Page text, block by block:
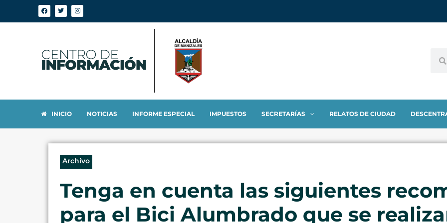
INICIO NOTICIAS INFORME ESPECIAL IMPUESTOS SECRETARÍAS RELATOS DE CIUDAD
Archivo
Tenga en cuenta las siguientes
para el Bici Alumbrado que se